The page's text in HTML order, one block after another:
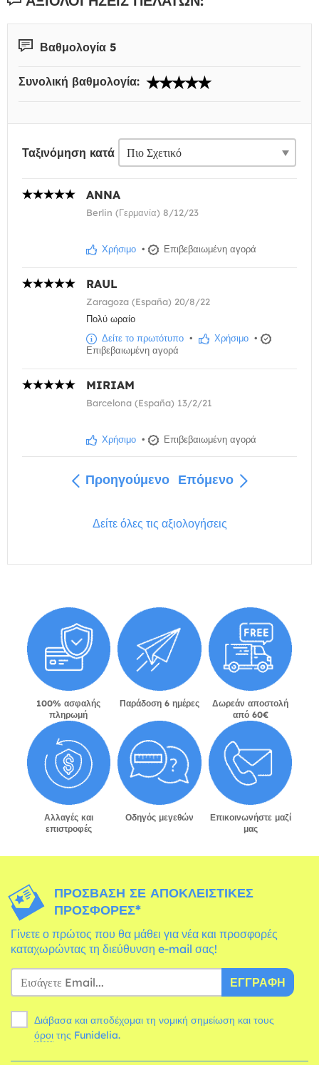
Βαθμολογία 5
Συνολική βαθμολογία:
Ταξινόμηση κατά
ANNA
Berlin (Γερμανία) 8/12/23
Χρήσιμο • Επιβεβαιωμένη αγορά
RAUL
Zaragoza (España) 20/8/22
Πολύ ωραίο
Δείτε το πρωτότυπο • Χρήσιμο •
Επιβεβαιωμένη αγορά
MIRIAM
Barcelona (España) 13/2/21
Χρήσιμο • Επιβεβαιωμένη αγορά
Προηγούμενο Επόμενο
Δείτε όλες τις αξιολογήσεις
100% ασφαλής
πληρωμή
Παράδοση 6 ημέρες
Δωρεάν αποστολή
από 60€
Αλλαγές και
επιστροφές
Οδηγός μεγεθών
Επικοινωνήστε μαζί
μας
ΠΡΌΣΒΑΣΗ ΣΕ ΑΠΟΚΛΕΙΣΤΙΚΈΣ
ΠΡΟΣΦΟΡΈΣ*
Γίνετε ο πρώτος που θα μάθει για νέα και προσφορές
καταχωρώντας τη διεύθυνση e-mail σας!
ΕΓΓΡΑΦΉ
Διάβασα και αποδέχομαι τη νομική σημείωση και τους
όροι της Funidelia.